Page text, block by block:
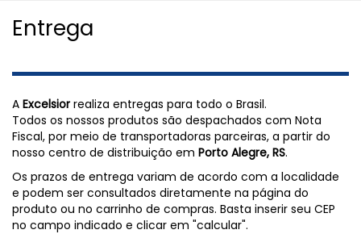
Entrega
A Excelsiorrealiza entregas para todo o Brasil.
Todos os nossos produtos são despachados com Nota
Fiscal, por meio de transportadoras parceiras, a partir do
nosso centro de distribuição em Porto Alegre, RS.
Os prazos de entrega variam de acordo com a localidade
e podem ser consultados diretamente na página do
produto ou no carrinho de compras. Basta inserir seu CEP
no campo indicado e clicar em "calcular".